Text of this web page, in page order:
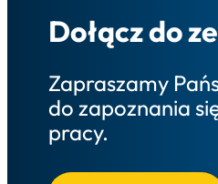
Dołącz do
Zapraszamy
do zapoznania
pracy.